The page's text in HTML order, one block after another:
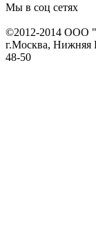
Мы в соц сетях
©2012-2014
г.Москва, Нижняя
48-50